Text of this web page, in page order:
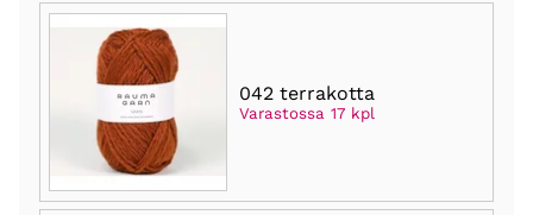
042 terrakotta
Varastossa 17 kpl